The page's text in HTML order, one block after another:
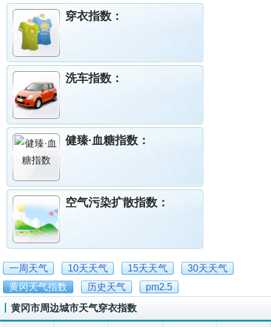
穿衣指数：
洗车指数：
健臻·血糖指数：
空气污染扩散指数：
一周天气 10天天气 15天天气
30天天气
黄冈天气指数
历史天气 pm2.5
黄冈市周边城市天气穿衣指数